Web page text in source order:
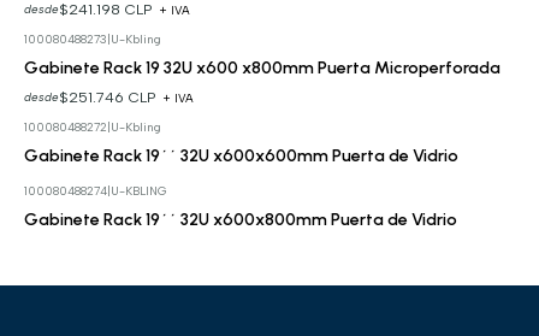
desde$241.198 CLP + IVA
100080488273 U-Kbling
Gabinete Rack 19 32U x600 x800mm Puerta Microperforada
desde$251.746 CLP + IVA
100080488272 U-Kbling
Gabinete Rack 19´´ 32U x600x600mm Puerta de Vidrio
100080488274| U-KBLING
Gabinete Rack 19´´ 32U x600x800mm Puerta de Vidrio